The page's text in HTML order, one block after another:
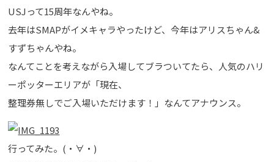
USJって15周年なんやね。
去年はSMAPがイメキャラやったけど、今年はアリスちゃん&
すずちゃんやね。
なんてことを考えながら入場してブラついてたら、人気のハリ
ーポッターエリアが「現在、
整理券無しでご入場いただけます！」なんてアナウンス。
行ってみた。(・∀・)